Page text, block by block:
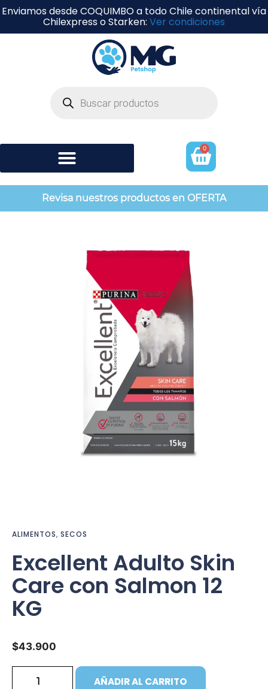
Enviamos desde COQUIMBO a todo Chile continental vía
Chilexpress o Starken: Ver condiciones
0
Revisa nuestros productos en OFERTA
ALIMENTOS, SECOS
Excellent Adulto Skin
Care con Salmon 12
KG
$43.900
AÑADIR AL CARRITO